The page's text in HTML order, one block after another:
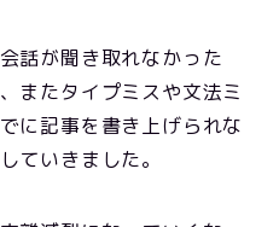
話が聞き取れなかった
またタイプミスや文法ミ
に記事を書き上げられな
ていきました。